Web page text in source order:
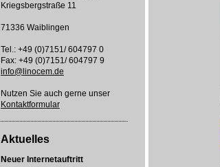
Kriegsbergstraße 11
71336 Waiblingen
Tel.: +49 (0)7151/ 604797 0
Fax: +49 (0)7151/ 604797 9
info@linocem.de
Nutzen Sie auch gerne unser
Kontaktformular
Aktuelles
Neuer Internetauftritt